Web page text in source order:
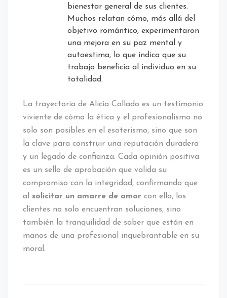
bienestar general de sus clientes.
Muchos relatan cómo, más allá del
objetivo romántico, experimentaron
una mejora en su paz mental y
autoestima, lo que indica que su
trabajo beneficia al individuo en su
totalidad.
La trayectoria de Alicia Collado es un testimonio
viviente de cómo la ética y el profesionalismo no
solo son posibles en el esoterismo, sino que son
la clave para construir una reputación duradera
y un legado de confianza. Cada opinión positiva
es un sello de aprobación que valida su
compromiso con la integridad, confirmando que
al solicitar un amarre de amor con ella, los
clientes no solo encuentran soluciones, sino
también la tranquilidad de saber que están en
manos de una profesional inquebrantable en su
moral.